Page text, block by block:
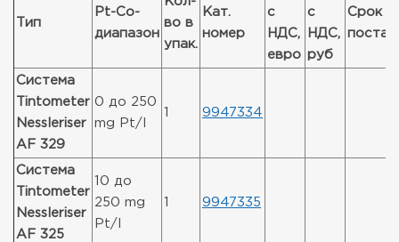
Тип
Pt-Co-
диапазон
во в
упак.
Кат.
номер
с
НДС,
евро
с
НДС,
руб
Срок
Система
Tintometer
Nessleriser
AF 329
0 до 250
mg Pt/l
9947334
Система
Tintometer
Nessleriser
AF 325
10 до
250 mg
Pt/l
9947335